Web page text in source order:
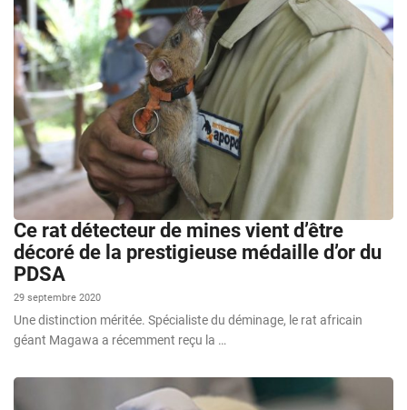
Ce rat détecteur de mines vient d’être
décoré de la prestigieuse médaille d’or du
PDSA
29 septembre 2020
Une distinction méritée. Spécialiste du déminage, le rat africain
géant Magawa a récemment reçu la …